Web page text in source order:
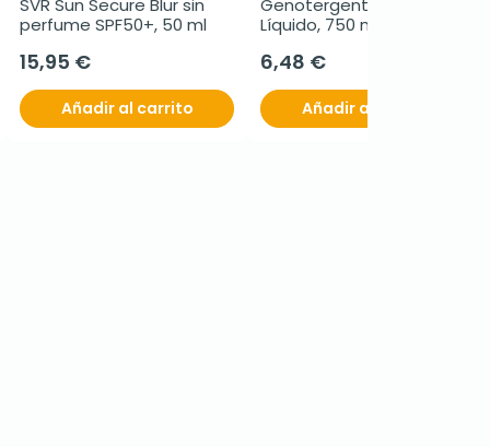
perfume SPF50+, 50 ml
15,95 €
Añadir al carrito
Líquido, 750 ml.
6,48 €
Añadir al carrito